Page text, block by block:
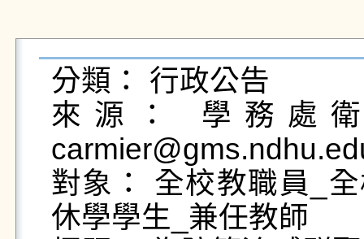
分類： 行政公告
來源： 學務處
對象： 全校教職員_
休學學生_兼任教師